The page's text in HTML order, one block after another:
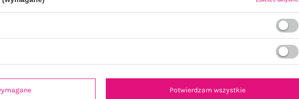
pranie
cm,
Potwierdzam wszystkie